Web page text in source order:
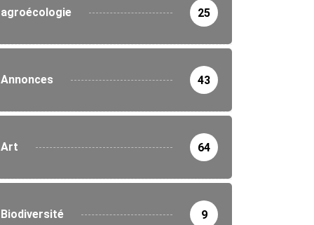
agroécologie 25
Annonces 43
Art 64
Biodiversité 9